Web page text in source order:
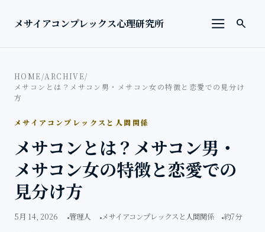
メサイアコンプレックス心理研究所
メニュー
検索を
search
HOME/ARCHIVE/
メサコンとは？メサコン男・メサコン女の特徴と恋愛での見分け
方
メサイアコンプレックスと人間関係
メサコンとは？メサコン男・
メサコン女の特徴と恋愛での
見分け方
5月 14, 2026 管理人 メサイアコンプレックスと人間関係 約7分